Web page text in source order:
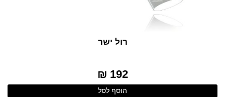
רול ישר
192 ₪
הוסף לסל